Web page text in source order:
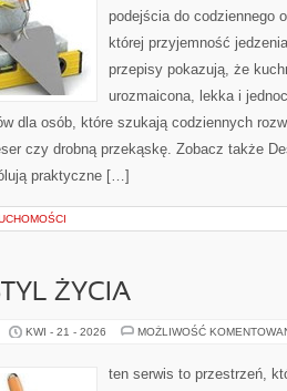
podejścia do codziennego
której przyjemność
przepisy pokazują, że
urozmaicona, lekka i
dla osób, które szukają codziennych
czy drobną przekąskę. Zobacz także
praktyczne […]
ŻYCIA
KWI - 21 - 2026 MOŻLIWOŚĆ
ten serwis to przestrzeń,